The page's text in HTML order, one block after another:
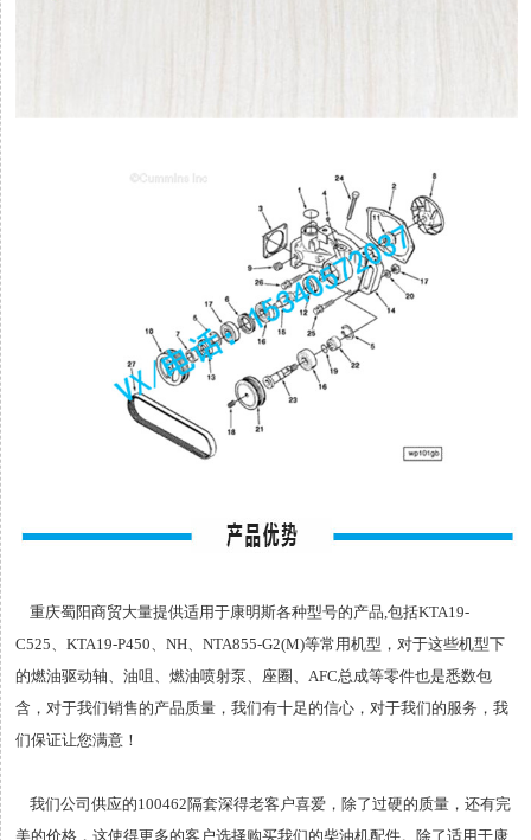
重庆蜀阳商贸大量提供适用于康明斯各种型号的产品,包括KTA19-
C525、KTA19-P450、NH、NTA855-G2(M)等常用机型，对于这些机型下
的燃油驱动轴、油咀、燃油喷射泵、座圈、AFC总成等零件也是悉数包
含，对于我们销售的产品质量，我们有十足的信心，对于我们的服务，我
们保证让您满意！
我们公司供应的100462隔套深得老客户喜爱，除了过硬的质量，还有完
美的价格，这使得更多的客户选择购买我们的柴油机配件。除了适用于康